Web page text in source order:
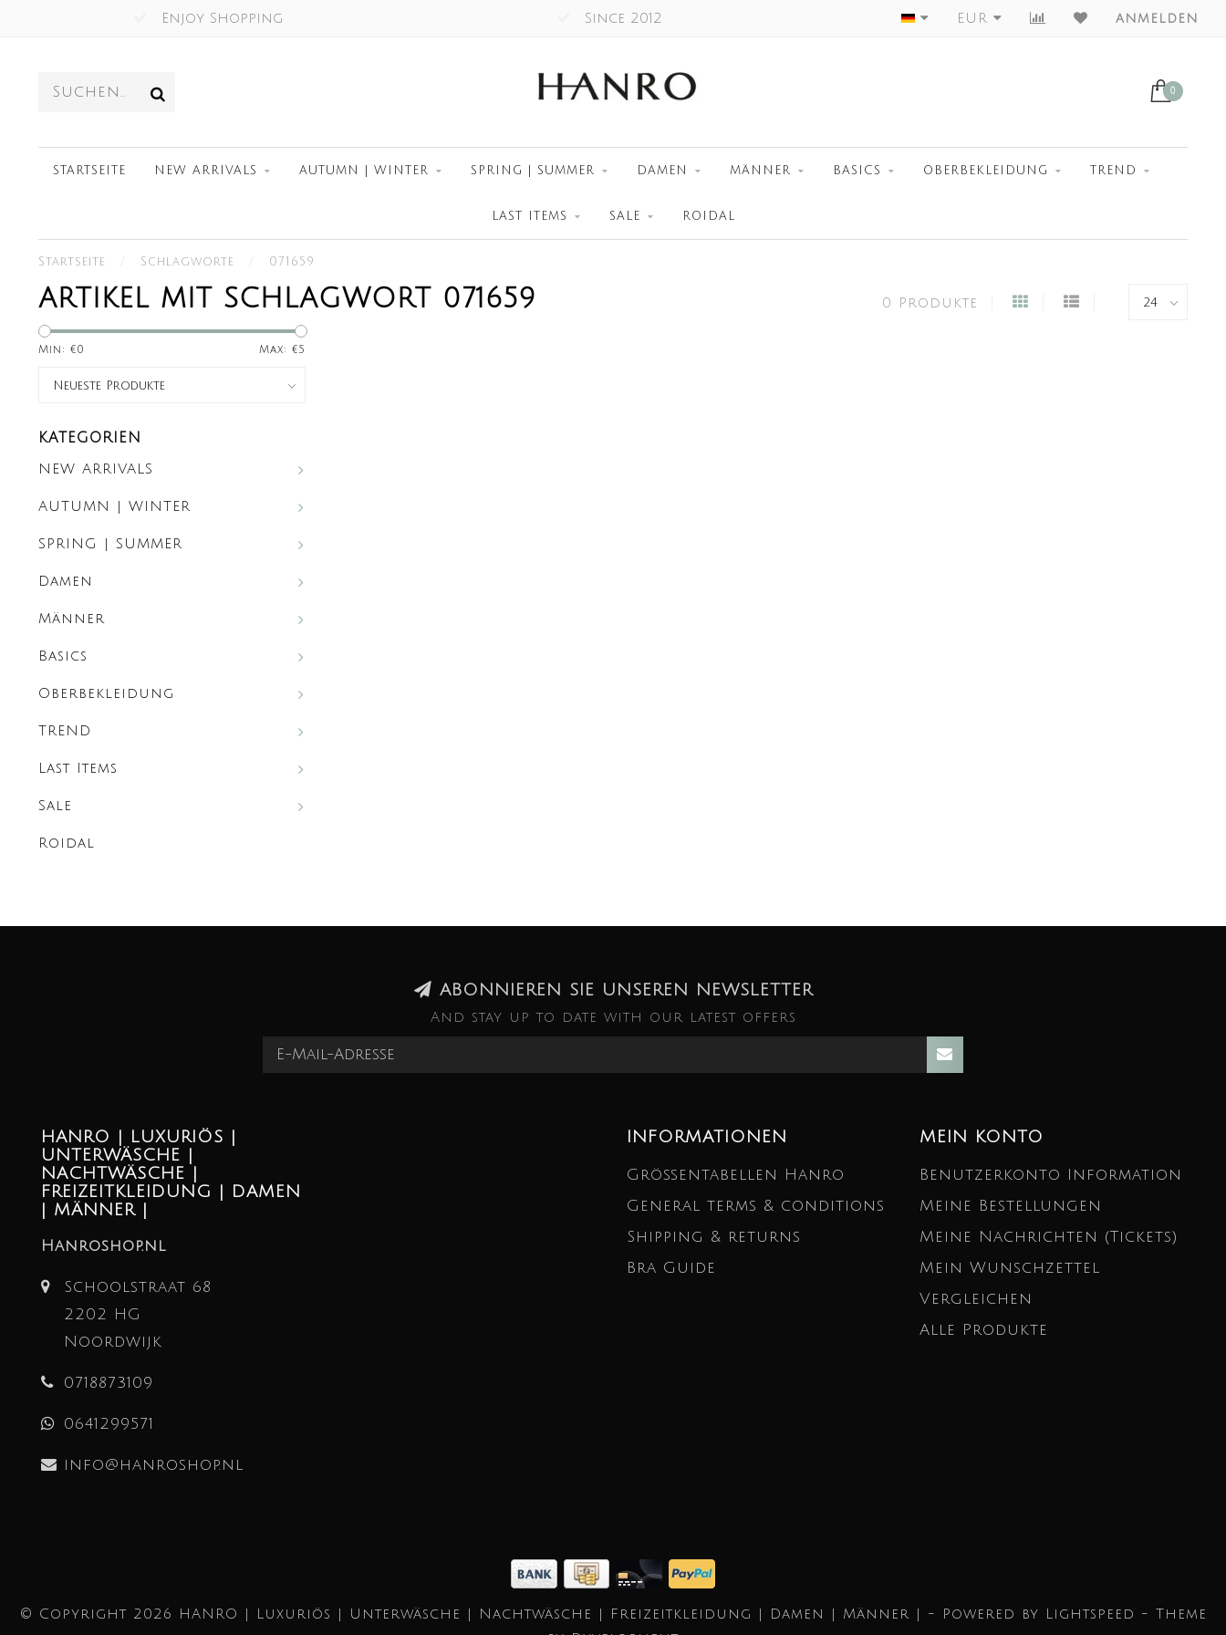
Enjoy Shopping Since 2012 Worldwide Shipment
EUR anmelden
0
STARTSEITE NEW ARRIVALS AUTUMN | WINTER SPRING | SUMMER DAMEN MÄNNER BASICS OBERBEKLEIDUNG TREND
LAST ITEMS SALE ROIDAL
Startseite Schlagworte 071659
ARTIKEL MIT SCHLAGWORT 071659 0 Produkte
Min: €0 Max: €5
KATEGORIEN
NEW ARRIVALS
AUTUMN | WINTER
SPRING | SUMMER
Damen
Männer
Basics
Oberbekleidung
TREND
Last Items
Sale
Roidal
ABONNIEREN SIE UNSEREN NEWSLETTER
And stay up to date with our latest offers
HANRO | LUXURIÖS |
UNTERWÄSCHE |
NACHTWÄSCHE |
FREIZEITKLEIDUNG | DAMEN
| MÄNNER |
Hanroshop.nl
Schoolstraat 68
2202 HG
Noordwijk
0718873109
0641299571
info@hanroshop.nl
INFORMATIONEN
Größentabellen Hanro
General terms & conditions
Shipping & returns
Bra Guide
MEIN KONTO
Benutzerkonto Information
Meine Bestellungen
Meine Nachrichten (Tickets)
Mein Wunschzettel
Vergleichen
Alle Produkte
© Copyright 2026 HANRO | Luxuriös | Unterwäsche | Nachtwäsche | Freizeitkleidung | Damen | Männer | - Powered by Lightspeed - Theme